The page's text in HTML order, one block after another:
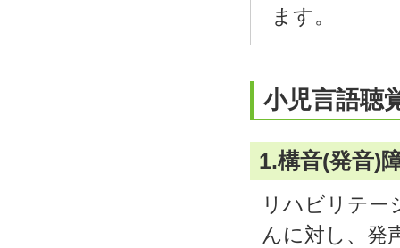
ます。
小児言語聴
1.構音(発音)
リハビリテー
んに対し、発